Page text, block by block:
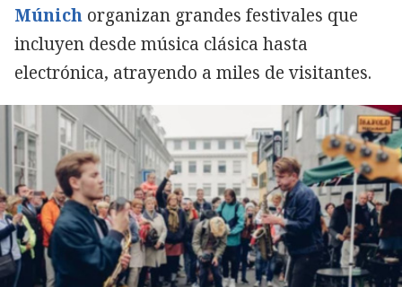
Múnich organizan grandes festivales que
incluyen desde música clásica hasta
electrónica, atrayendo a miles de visitantes.